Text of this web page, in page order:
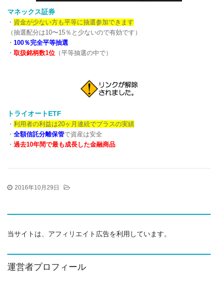
マネックス証券
・ 資金が少ない方も平等に抽選参加できます
（抽選配分は10〜15％と少ないので有効です）
・ 100％完全平等抽選
・ 取扱銘柄数1位 （平等抽選の中で）
トライオートETF
・ 利用者の利益は20ヶ月連続でプラスの実績
・ 全額信託分離保管で資産は安全
・ 過去10年間で最も成長した金融商品
2016年10月29日
当サイトは、アフィリエイト広告を利用しています。
運営者プロフィール